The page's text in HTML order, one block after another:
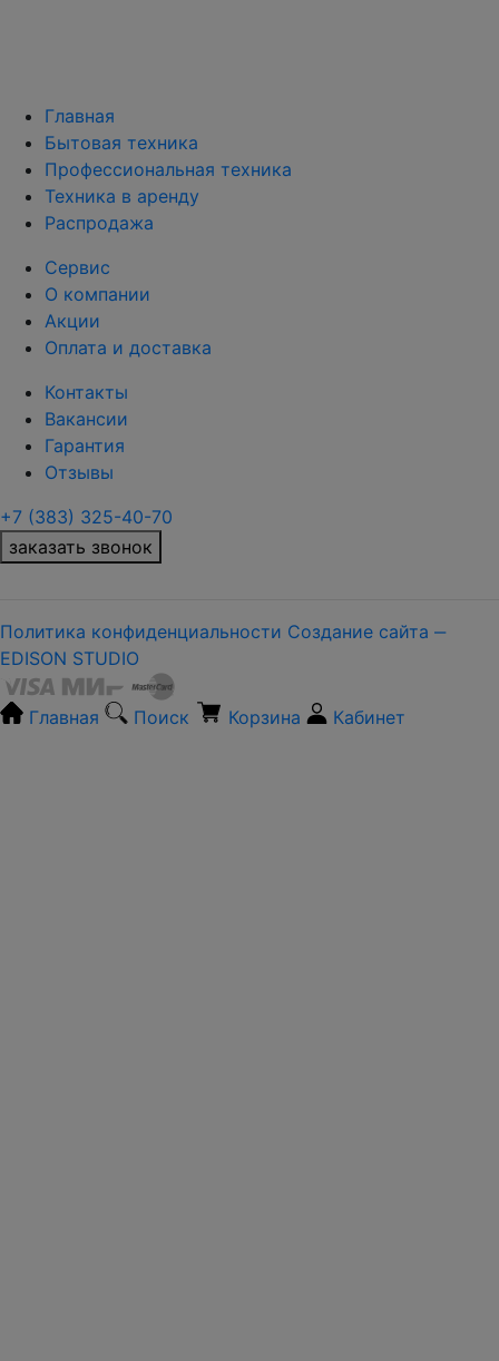
Главная
Бытовая техника
Профессиональная техника
Техника в аренду
Распродажа
Сервис
О компании
Акции
Оплата и доставка
Контакты
Вакансии
Гарантия
Отзывы
+7 (383) 325-40-70
заказать звонок
Политика конфиденциальности Создание сайта ‒
EDISON STUDIO
Главная Поиск Корзина Кабинет